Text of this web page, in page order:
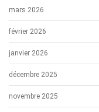
mars 2026
février 2026
janvier 2026
décembre 2025
novembre 2025